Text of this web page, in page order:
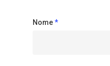
Nome*